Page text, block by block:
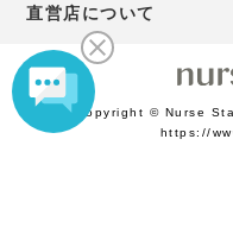
直営店について
Copyright © Nurse
https://